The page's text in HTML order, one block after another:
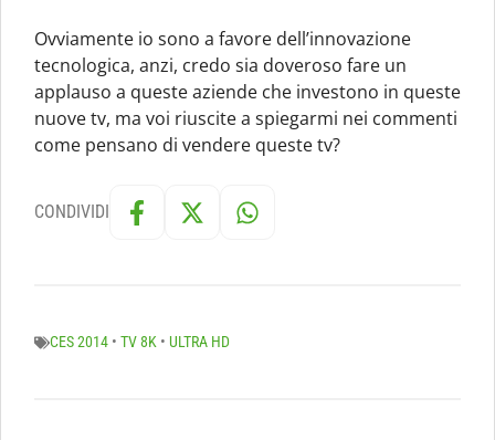
Ovviamente io sono a favore dell’innovazione
tecnologica, anzi, credo sia doveroso fare un
applauso a queste aziende che investono in queste
nuove tv, ma voi riuscite a spiegarmi nei commenti
come pensano di vendere queste tv?
CONDIVIDI
CES 2014 • TV 8K • ULTRA HD